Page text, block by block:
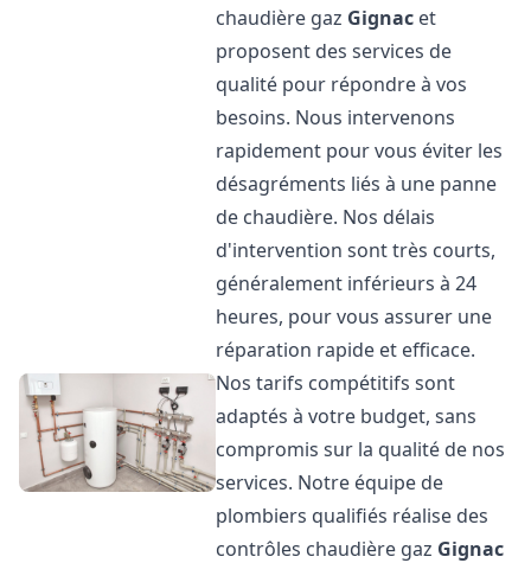
chaudière gaz Gignac et
proposent des services de
qualité pour répondre à vos
besoins. Nous intervenons
rapidement pour vous éviter les
désagréments liés à une panne
de chaudière. Nos délais
d'intervention sont très courts,
généralement inférieurs à 24
heures, pour vous assurer une
réparation rapide et efficace.
Nos tarifs compétitifs sont
adaptés à votre budget, sans
compromis sur la qualité de nos
services. Notre équipe de
plombiers qualifiés réalise des
contrôles chaudière gaz Gignac